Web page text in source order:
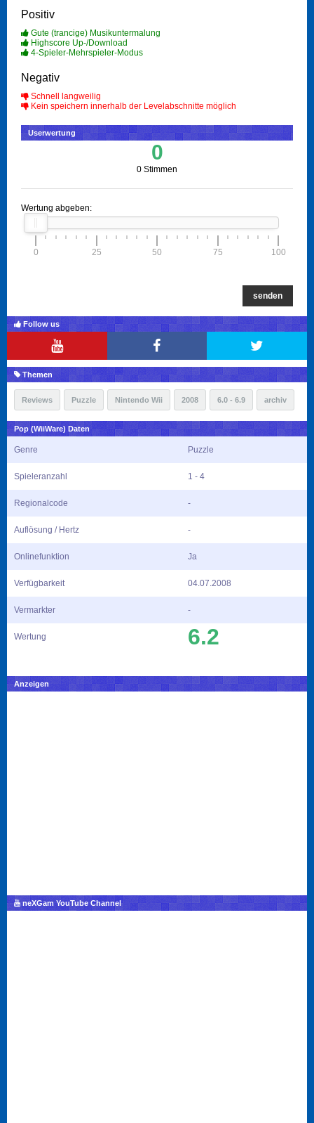
Positiv
Gute (trancige) Musikuntermalung
Highscore Up-/Download
4-Spieler-Mehrspieler-Modus
Negativ
Schnell langweilig
Kein speichern innerhalb der Levelabschnitte möglich
Userwertung
0
0 Stimmen
Wertung abgeben:
0 25 50 75 100
senden
Follow us
Themen
Reviews Puzzle Nintendo Wii 2008 6.0 - 6.9 archiv
Pop (WiiWare) Daten
Genre Puzzle
Spieleranzahl 1 - 4
Regionalcode -
Auflösung / Hertz -
Onlinefunktion Ja
Verfügbarkeit 04.07.2008
Vermarkter -
Wertung 6.2
Anzeigen
neXGam YouTube Channel